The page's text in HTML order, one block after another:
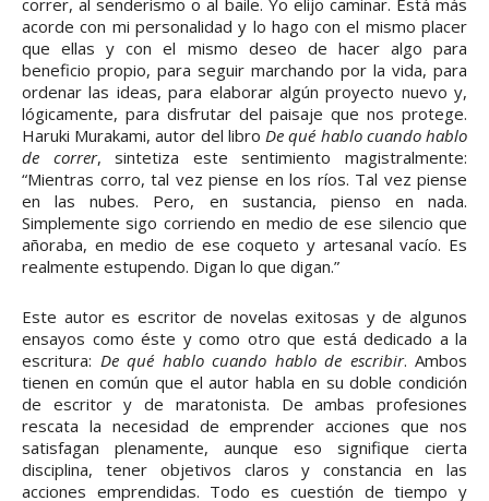
correr, al senderismo o al baile. Yo elijo caminar. Está más
acorde con mi personalidad y lo hago con el mismo placer
que ellas y con el mismo deseo de hacer algo para
beneficio propio, para seguir marchando por la vida, para
ordenar las ideas, para elaborar algún proyecto nuevo y,
lógicamente, para disfrutar del paisaje que nos protege.
Haruki Murakami, autor del libroDe qué hablo cuando hablo
de correr, sintetiza este sentimiento magistralmente:
“Mientras corro, tal vez piense en los ríos. Tal vez piense
en las nubes. Pero, en sustancia, pienso en nada.
Simplemente sigo corriendo en medio de ese silencio que
añoraba, en medio de ese coqueto y artesanal vacío. Es
realmente estupendo. Digan lo que digan.”
Este autor es escritor de novelas exitosas y de algunos
ensayos como éste y como otro que está dedicado a la
escritura: De qué hablo cuando hablo de escribir. Ambos
tienen en común que el autor habla en su doble condición
de escritor y de maratonista. De ambas profesiones
rescata la necesidad de emprender acciones que nos
satisfagan plenamente, aunque eso signifique cierta
disciplina, tener objetivos claros y constancia en las
acciones emprendidas. Todo es cuestión de tiempo y